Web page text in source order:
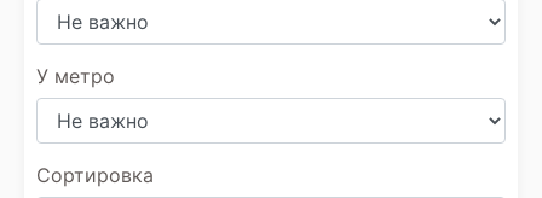
У метро
Сортировка